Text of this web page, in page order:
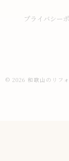
プライバシー
© 2026 和歌山のリフ